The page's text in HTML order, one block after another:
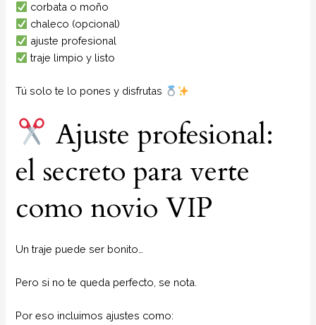
corbata o moño
chaleco (opcional)
ajuste profesional
traje limpio y listo
Tú solo te lo pones y disfrutas
Ajuste profesional:
el secreto para verte
como novio VIP
Un traje puede ser bonito…
Pero si no te queda perfecto, se nota.
Por eso incluimos ajustes como: